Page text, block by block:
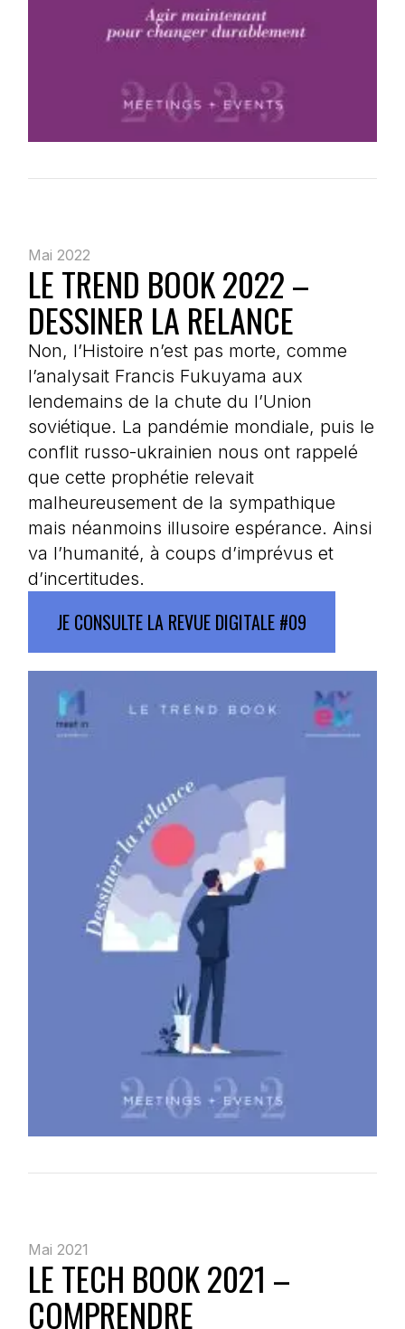
Mai 2022
LE TREND BOOK 2022 –
DESSINER LA RELANCE
Non, l’Histoire n’est pas morte, comme
l’analysait Francis Fukuyama aux
lendemains de la chute du l’Union
soviétique. La pandémie mondiale, puis le
conflit russo-ukrainien nous ont rappelé
que cette prophétie relevait
malheureusement de la sympathique
mais néanmoins illusoire espérance. Ainsi
va l’humanité, à coups d’imprévus et
d’incertitudes.
JE CONSULTE LA REVUE DIGITALE #09
Mai 2021
LE TECH BOOK 2021 –
COMPRENDRE